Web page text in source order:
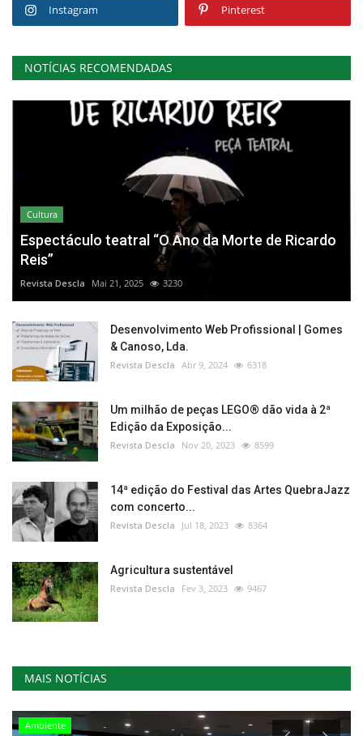
Instagram Pinterest
NOTÍCIAS RECOMENDADAS
Cultura
Espectáculo teatral “O Ano da Morte de Ricardo
Reis”
Revista Descla Mai 21, 2025 3230
Desenvolvimento Web Profissional | Gomes
& Canoso, Lda.
Revista Descla Abr 9, 2024 6318
Um milhão de peças LEGO® dão vida à 2ª
Edição da Exposição...
Revista Descla Nov 20, 2023 8599
14ª edição do Festival das Artes QuebraJazz
com concerto...
Revista Descla Jul 18, 2023 8364
Agricultura sustentável
Revista Descla Fev 3, 2023 9467
MAIS NOTÍCIAS
Ambiente